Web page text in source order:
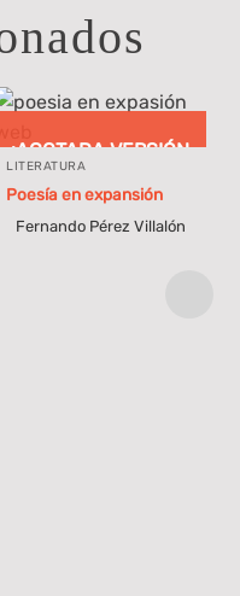
¡AGOTADA VERSIÓN
LITERATURA
Poesía en expansión
Fernando Pérez Villalón